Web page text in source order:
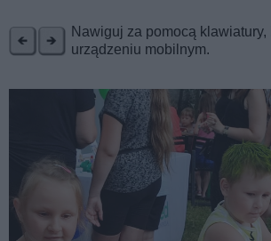
Nawiguj za pomocą klawiatury,
urządzeniu mobilnym.